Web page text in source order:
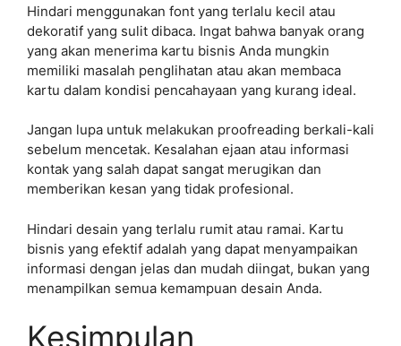
Hindari menggunakan font yang terlalu kecil atau
dekoratif yang sulit dibaca. Ingat bahwa banyak orang
yang akan menerima kartu bisnis Anda mungkin
memiliki masalah penglihatan atau akan membaca
kartu dalam kondisi pencahayaan yang kurang ideal.
Jangan lupa untuk melakukan proofreading berkali-kali
sebelum mencetak. Kesalahan ejaan atau informasi
kontak yang salah dapat sangat merugikan dan
memberikan kesan yang tidak profesional.
Hindari desain yang terlalu rumit atau ramai. Kartu
bisnis yang efektif adalah yang dapat menyampaikan
informasi dengan jelas dan mudah diingat, bukan yang
menampilkan semua kemampuan desain Anda.
Kesimpulan